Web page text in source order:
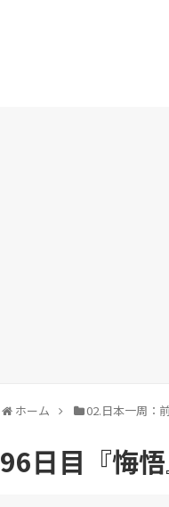
ホーム 02.日本一周：
96日目『悔